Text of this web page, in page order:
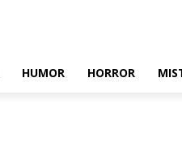
HUMOR HORROR